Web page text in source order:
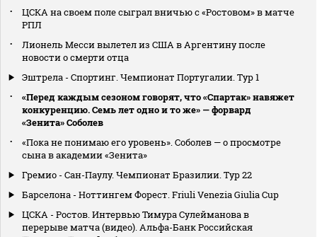
ЦСКА на своем поле сыграл вничью с «Ростовом» в матче
РПЛ
Лионель Месси вылетел из США в Аргентину после
новости о смерти отца
Эштрела - Спортинг. Чемпионат Португалии. Тур 1
«Перед каждым сезоном говорят, что «Спартак» навяжет
конкуренцию. Семь лет одно и то же» — форвард
«Зенита» Соболев
«Пока не понимаю его уровень». Соболев — о просмотре
сына в академии «Зенита»
Гремио - Сан-Паулу. Чемпионат Бразилии. Тур 22
Барселона - Ноттингем Форест. Friuli Venezia Giulia Cup
ЦСКА - Ростов. Интервью Тимура Сулейманова в
перерыве матча (видео). Альфа-Банк Российская